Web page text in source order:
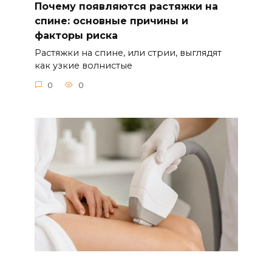
Почему появляются растяжки на
спине: основные причины и
факторы риска
Растяжки на спине, или стрии, выглядят
как узкие волнистые
0 0